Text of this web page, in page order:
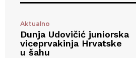
Aktualno
Dunja Udovičić juniorska
viceprvakinja Hrvatske
u šahu